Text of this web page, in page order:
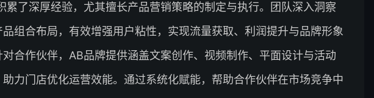
累了深厚经验，尤其擅长产品营销策略的制定与执行。团队深入洞察
组合布局，有效增强用户粘性，实现流量获取、利润提升与品牌形象
合作伙伴，AB品牌提供涵盖文案创作、视频制作、平面设计与活动
力门店优化运营效能。通过系统化赋能，帮助合作伙伴在市场竞争中